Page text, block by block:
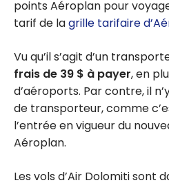
points Aéroplan pour
tarif de lagrille tarifaire
Vu qu’il s’agit d’un
frais de 39 $ à payer, en
d’aéroports. Par contre, il
de transporteur, comme
l’entrée en vigueur du
Aéroplan.
Les vols d’Air Dolomiti sont